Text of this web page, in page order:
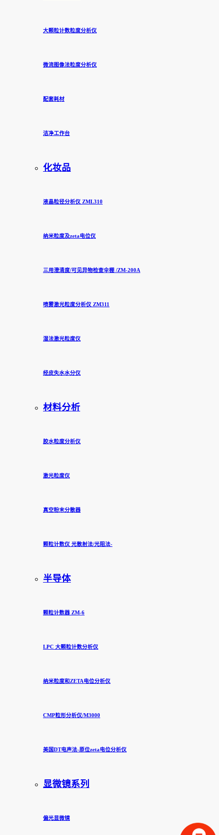
大颗粒计数粒度分析仪
微流图像法粒度分析仪
配套耗材
洁净工作台
化妆品
液晶粒径分析仪 ZML310
纳米粒度及zeta电位仪
三用澄清度/可见异物检查伞棚 /ZM-200A
喷雾激光粒度分析仪 ZM311
湿法激光粒度仪
经皮失水水分仪
材料分析
胶水粒度分析仪
激光粒度仪
真空粉末分散器
颗粒计数仪 光散射法/光阻法-
半导体
颗粒计数器 ZM-6
LPC 大颗粒计数分析仪
纳米粒度和ZETA电位分析仪
CMP粒形分析仪/M3000
美国DT电声法-原位zeta电位分析仪
显微镜系列
偏光显微镜